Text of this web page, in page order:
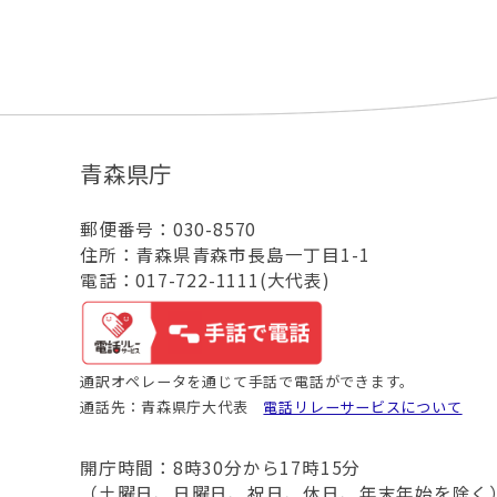
青森県庁
郵便番号：030-8570
住所：青森県青森市長島一丁目1-1
電話：017-722-1111(大代表)
通訳オペレータを通じて手話で電話ができます。
通話先：青森県庁大代表 電話リレーサービスについて
開庁時間：8時30分から17時15分